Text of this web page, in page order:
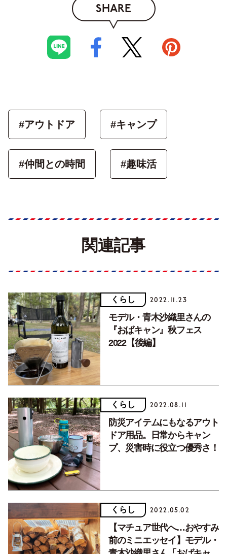
SHARE
#アウトドア #キャンプ
#仲間との時間 #趣味活
関連記事
くらし 2022.11.23
モデル・青木沙織里さんの
『おばキャン』秋フェス
2022【後編】
くらし 2022.08.11
防災アイテムにもなるアウト
ドア用品。日常からキャン
プ、災害時に役立つ優秀さ！
くらし 2022.05.02
【マチュア世代へ…おやすみ
前のミニエッセイ】モデル・